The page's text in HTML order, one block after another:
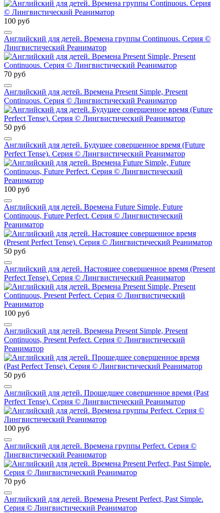
100 руб
Английский для детей. Времена группы Continuous. Серия ©
Лингвистический Реаниматор
70 руб
Английский для детей. Времена Present Simple, Present
Continuous. Серия © Лингвистический Реаниматор
50 руб
Английский для детей. Будущее совершенное время (Future
Perfect Tense). Серия © Лингвистический Реаниматор
100 руб
Английский для детей. Времена Future Simple, Future
Continuous, Future Perfect. Серия © Лингвистический
Реаниматор
50 руб
Английский для детей. Настоящее совершенное время (Present
Perfect Tense). Серия © Лингвистический Реаниматор
100 руб
Английский для детей. Времена Present Simple, Present
Continuous, Present Perfect. Серия © Лингвистический
Реаниматор
50 руб
Английский для детей. Прошедшее совершенное время (Past
Perfect Tense). Серия © Лингвистический Реаниматор
100 руб
Английский для детей. Времена группы Perfect. Серия ©
Лингвистический Реаниматор
70 руб
Английский для детей. Времена Present Perfect, Past Simple.
Серия © Лингвистический Реаниматор